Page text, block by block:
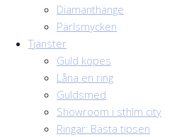
Diamanthänge
Pärlsmycken
Tjänster
Guld köpes
Låna en ring
Guldsmed
Showroom i sthlm city
Ringar: Bästa tipsen